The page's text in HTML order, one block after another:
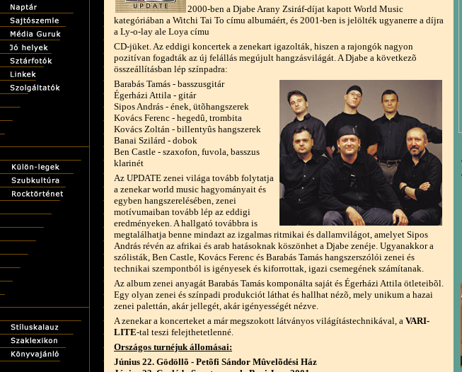
2000-ben a Djabe Arany Zsiráf-díjat kapott World Music
kategóriában a Witchi Tai To címu albumáért, és 2001-ben is jelölték ugyanerre a díjra
a Ly-o-lay ale Loya címu
CD-jüket. Az eddigi koncertek a zenekart igazolták, hiszen a rajongók nagyon
pozitívan fogadták az új felállás megújult hangzásvilágát. A Djabe a következõ
összeállításban lép színpadra:
Barabás Tamás - basszusgitár
Égerházi Attila - gitár
Sipos András - ének, ütõhangszerek
Kovács Ferenc - hegedû, trombita
Kovács Zoltán - billentyûs hangszerek
Banai Szilárd - dobok
Ben Castle - szaxofon, fuvola, basszus
klarinét
Az UPDATE zenei világa tovább folytatja
a zenekar world music hagyományait és
egyben hangszerelésében, zenei
motívumaiban tovább lép az eddigi
eredményeken. A hallgató továbbra is
megtalálhatja benne mindazt az izgalmas ritmikai és dallamvilágot, amelyet Sipos
András révén az afrikai és arab hatásoknak köszönhet a Djabe zenéje. Ugyanakkor a
szólisták, Ben Castle, Kovács Ferenc és Barabás Tamás hangszerszólói zenei és
technikai szempontból is igényesek és kiforrottak, igazi csemegének számítanak.
Az album zenei anyagát Barabás Tamás komponálta saját és Égerházi Attila ötleteibõl.
Egy olyan zenei és színpadi produkciót láthat és hallhat nézõ, mely unikum a hazai
zenei palettán, akár jellegét, akár igényességét nézve.
A zenekar a koncerteket a már megszokott látványos világítástechnikával, a VARI-
LITE-tal teszi felejthetetlenné.
Országos turnéjuk állomásai:
Június 22. Gödöllõ - Petõfi Sándor Mûvelõdési Ház